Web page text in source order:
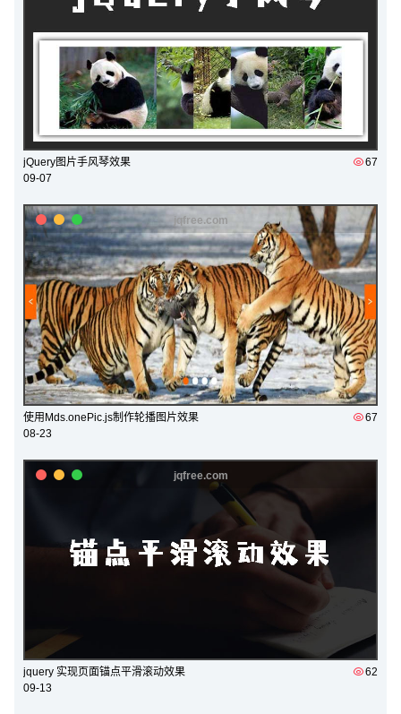
jQuery图片手风琴效果
67
09-07
使用Mds.onePic.js制作轮播图片效果
67
08-23
jquery 实现页面锚点平滑滚动效果
62
09-13